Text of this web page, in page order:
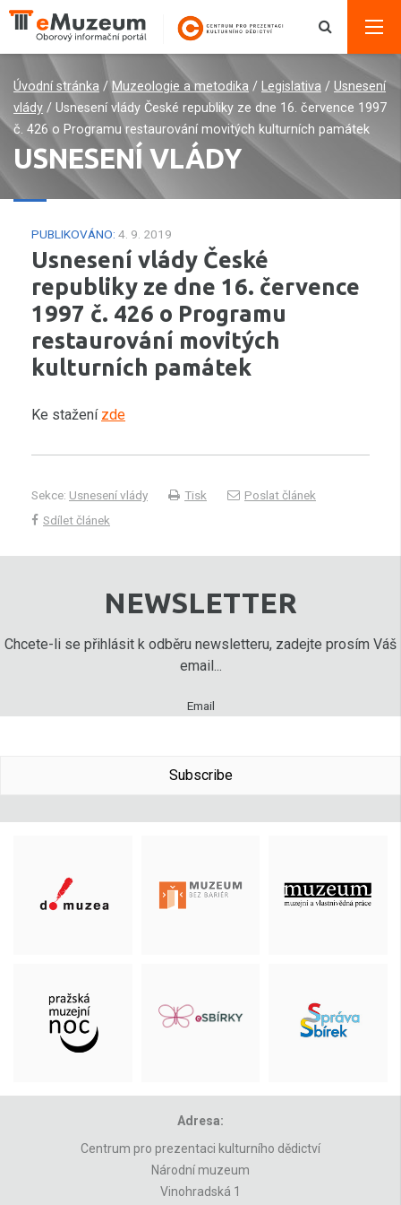
Úvodní stránka / Muzeologie a metodika / Legislativa / Usnesení
vlády / Usnesení vlády České republiky ze dne 16. července 1997
č. 426 o Programu restaurování movitých kulturních památek
USNESENÍ VLÁDY
PUBLIKOVÁNO: 4. 9. 2019
Usnesení vlády České
republiky ze dne 16. července
1997 č. 426 o Programu
restaurování movitých
kulturních památek
Ke stažení zde
Sekce: Usnesení vlády Tisk
Poslat článek
Sdílet článek
NEWSLETTER
Chcete-li se přihlásit k odběru newsletteru, zadejte prosím Váš
email...
Email
Subscribe
Adresa:
Centrum pro prezentaci kulturního dědictví
Národní muzeum
Vinohradská 1